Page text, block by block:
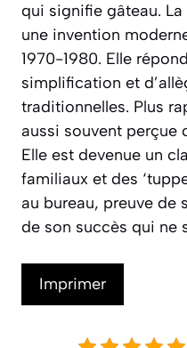
qui signifie gâteau. La
une invention
1970-1980. Elle
simplification et
traditionnelles. Plus
aussi souvent perçue
Elle est devenue un
familiaux et des
au bureau, preuve de
de son succès qui ne
Imprimer